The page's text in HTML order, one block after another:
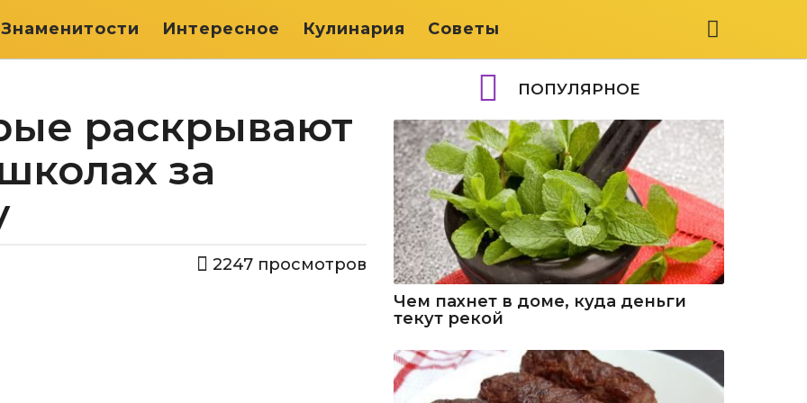
Знаменитости Интересное Кулинария Советы
раскрывают
за
2247 просмотров
ПОПУЛЯРНОЕ
Чем пахнет в доме, куда деньги
текут рекой